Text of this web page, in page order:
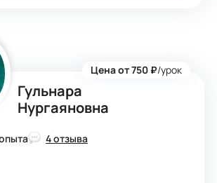
Гульнара
Нургаяновна
Цена от 750 ₽/урок
4 отзыва